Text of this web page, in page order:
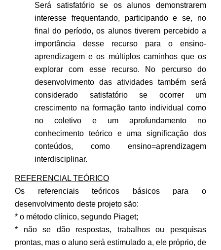
Será satisfatório se os alunos demonstrarem
interesse frequentando, participando e se, no
final do período, os alunos tiverem percebido a
importância desse recurso para o ensino-
aprendizagem e os múltiplos caminhos que os
explorar com esse recurso. No percurso do
desenvolvimento das atividades também será
considerado satisfatório se ocorrer um
crescimento na formação tanto individual como
no coletivo e um aprofundamento no
conhecimento teórico e uma significação dos
conteúdos, como ensino=aprendizagem
interdisciplinar.
REFERENCIAL TEÓRICO
Os referenciais teóricos básicos para o
desenvolvimento deste projeto são:
* o método clínico, segundo Piaget;
* não se dão respostas, trabalhos ou pesquisas
prontas, mas o aluno será estimulado a, ele próprio, de